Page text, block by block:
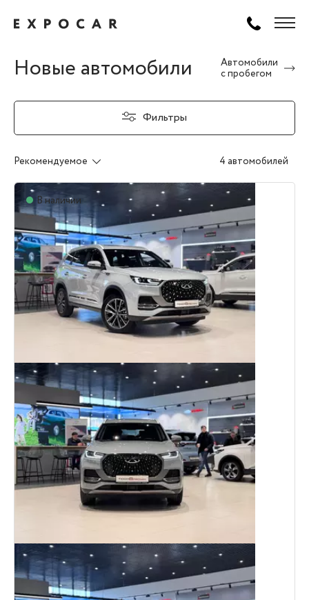
Новые автомобили
Автомобили
с пробегом
Фильтры
Рекомендуемое 4 автомобилей
В наличии